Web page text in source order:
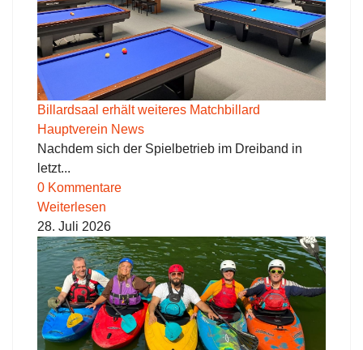
Billardsaal erhält weiteres Matchbillard
Hauptverein News
Nachdem sich der Spielbetrieb im Dreiband in
letzt...
0 Kommentare
Weiterlesen
28. Juli 2026